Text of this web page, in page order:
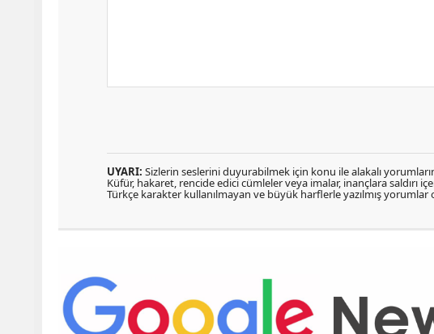
UYARI: Sizlerin seslerini duyurabilmek için konu ile alakalı
Küfür, hakaret, rencide edici cümleler veya imalar, inançlara saldırı
Türkçe karakter kullanılmayan ve büyük harflerle yazılmış yorumlar